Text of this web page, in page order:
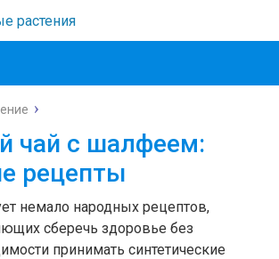
чай с шалфеем:
рецепты
немало народных рецептов,
сберечь здоровье без
принимать синтетические